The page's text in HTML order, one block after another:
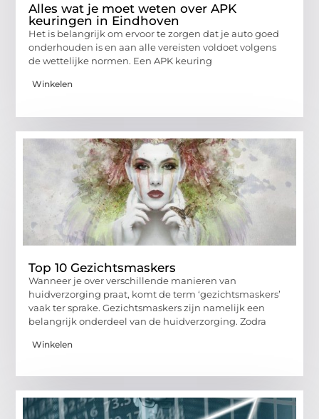
Alles wat je moet weten over APK
keuringen in Eindhoven
Het is belangrijk om ervoor te zorgen dat je auto goed
onderhouden is en aan alle vereisten voldoet volgens
de wettelijke normen. Een APK keuring
Winkelen
Top 10 Gezichtsmaskers
Wanneer je over verschillende manieren van
huidverzorging praat, komt de term ‘gezichtsmaskers’
vaak ter sprake. Gezichtsmaskers zijn namelijk een
belangrijk onderdeel van de huidverzorging. Zodra
Winkelen